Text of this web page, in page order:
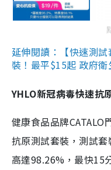
延伸閱讀：【快速測
裝！最平$15起 政府
YHLO新冠病毒快速抗
健康食品品牌CATALO
抗原測試套裝，測試
高達98.26%，最快15